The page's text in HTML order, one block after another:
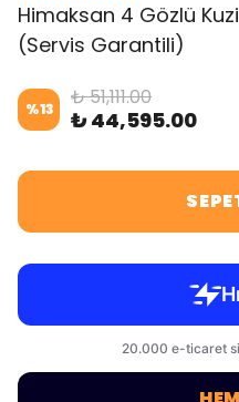
Himaksan 4 Gözlü
(Servis Garantili)
%13 ₺ 51,111.00
₺ 44,595.00